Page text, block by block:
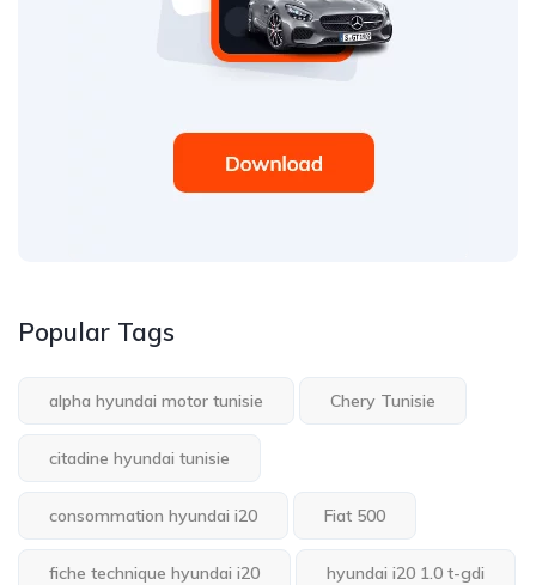
Popular Tags
alpha hyundai motor tunisie Chery Tunisie
citadine hyundai tunisie
consommation hyundai i20 Fiat 500
fiche technique hyundai i20 hyundai i20 1.0 t-gdi